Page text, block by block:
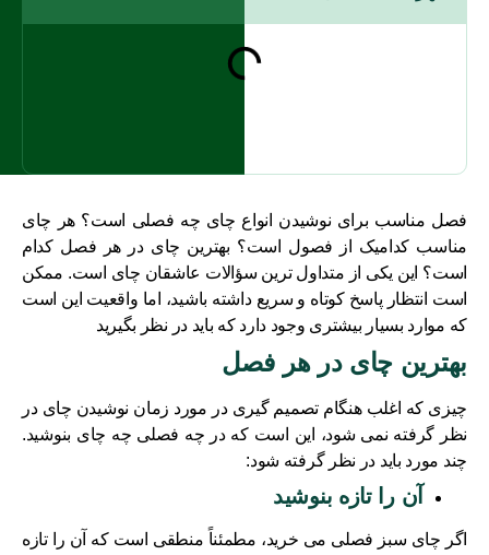
فصل مناسب برای نوشیدن انواع چای چه فصلی است؟ هر چای
مناسب کدامیک از فصول است؟ بهترین چای در هر فصل کدام
است؟ این یکی از متداول ترین سؤالات عاشقان چای است. ممکن
است انتظار پاسخ کوتاه و سریع داشته باشید، اما واقعیت این است
که موارد بسیار بیشتری وجود دارد که باید در نظر بگیرید
بهترین چای در هر فصل
چیزی که اغلب هنگام تصمیم گیری در مورد زمان نوشیدن چای در
نظر گرفته نمی شود، این است که در چه فصلی چه چای بنوشید.
چند مورد باید در نظر گرفته شود:
آن را تازه بنوشید
اگر چای سبز فصلی می خرید، مطمئناً منطقی است که آن را تازه